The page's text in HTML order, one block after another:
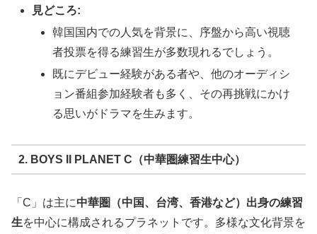
見どころ:
韓国国内での人気を背景に、序盤から高い視聴
者投票を得る練習生が多数現れるでしょう。
既にデビュー経験がある者や、他のオーディシ
ョン番組参加経験者も多く、その再挑戦にかけ
る思いがドラマを生みます。
2. BOYS II PLANET C（中華圏練習生中心）
「C」は主に中華圏（中国、台湾、香港など）出身の練習
生を中心に構成されるプラネットです。多様な文化背景を